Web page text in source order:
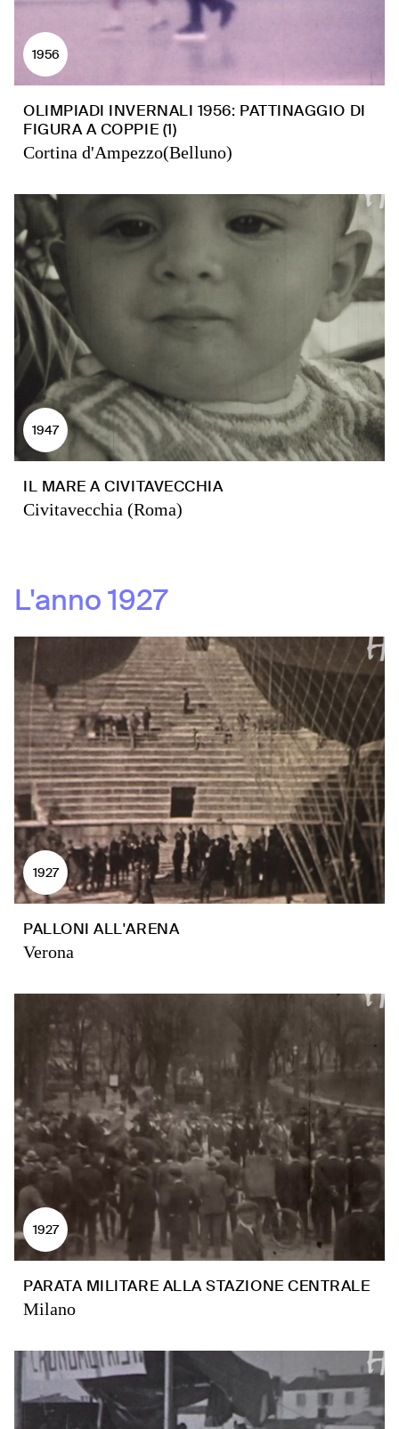
1956
OLIMPIADI INVERNALI 1956: PATTINAGGIO DI
FIGURA A COPPIE (1)
Cortina d'Ampezzo(Belluno)
1947
IL MARE A CIVITAVECCHIA
Civitavecchia (Roma)
L'anno1927
1927
PALLONI ALL'ARENA
Verona
1927
PARATA MILITARE ALLA STAZIONE CENTRALE
Milano